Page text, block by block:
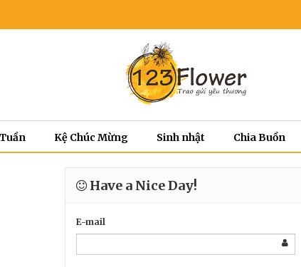
Kệ Chúc Mừng Sinh nhật Chia Buồn
Have a Nice Day!
E-mail